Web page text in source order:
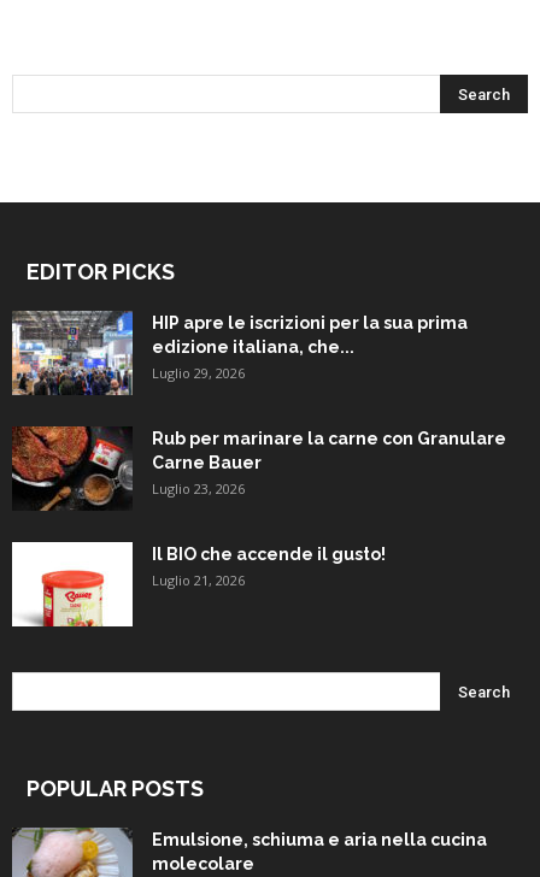
EDITOR PICKS
HIP apre le iscrizioni per la sua prima
edizione italiana, che...
Luglio 29, 2026
Rub per marinare la carne con Granulare
Carne Bauer
Luglio 23, 2026
Il BIO che accende il gusto!
Luglio 21, 2026
POPULAR POSTS
Emulsione, schiuma e aria nella cucina
molecolare